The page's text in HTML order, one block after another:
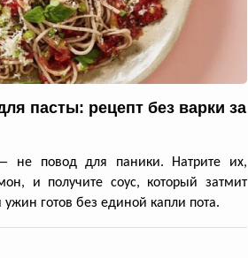
пасты: рецепт без варки за
не повод для паники. Натрите их,
и получите соус, который затмит
готов без единой капли пота.